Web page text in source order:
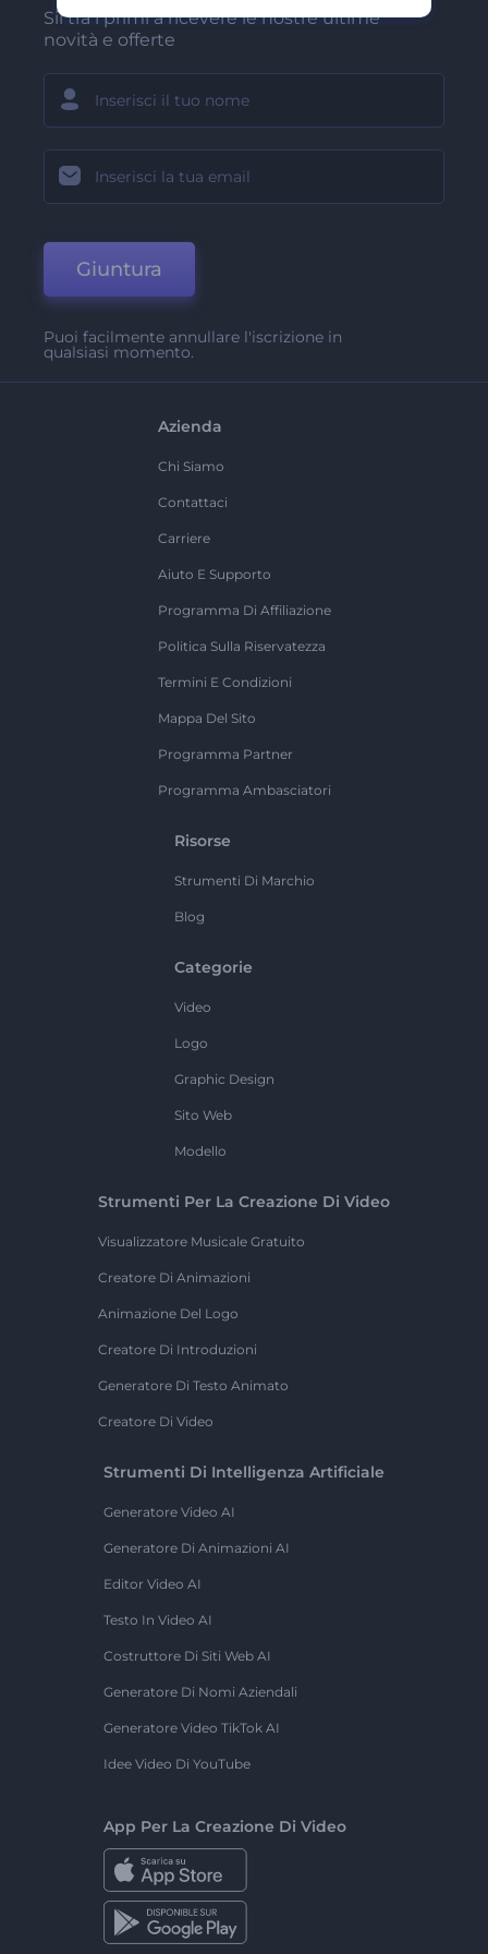
Sii tra i primi a ricevere le nostre ultime
novità e offerte
Giuntura
Puoi facilmente annullare l'iscrizione in
qualsiasi momento.
Azienda
Chi Siamo
Contattaci
Carriere
Aiuto E Supporto
Programma Di Affiliazione
Politica Sulla Riservatezza
Termini E Condizioni
Mappa Del Sito
Programma Partner
Programma Ambasciatori
Risorse
Strumenti Di Marchio
Blog
Categorie
Video
Logo
Graphic Design
Sito Web
Modello
Strumenti Per La Creazione Di Video
Visualizzatore Musicale Gratuito
Creatore Di Animazioni
Animazione Del Logo
Creatore Di Introduzioni
Generatore Di Testo Animato
Creatore Di Video
Strumenti Di Intelligenza Artificiale
Generatore Video AI
Generatore Di Animazioni AI
Editor Video AI
Testo In Video AI
Costruttore Di Siti Web AI
Generatore Di Nomi Aziendali
Generatore Video TikTok AI
Idee Video Di YouTube
App Per La Creazione Di Video